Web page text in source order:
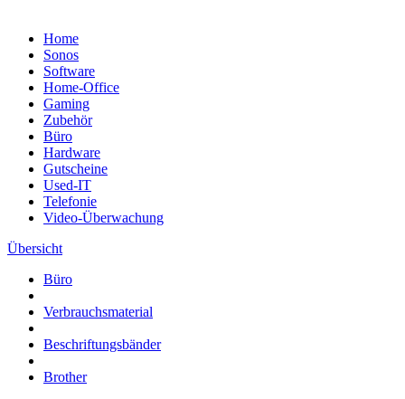
Home
Sonos
Software
Home-Office
Gaming
Zubehör
Büro
Hardware
Gutscheine
Used-IT
Telefonie
Video-Überwachung
Übersicht
Büro
Verbrauchsmaterial
Beschriftungsbänder
Brother